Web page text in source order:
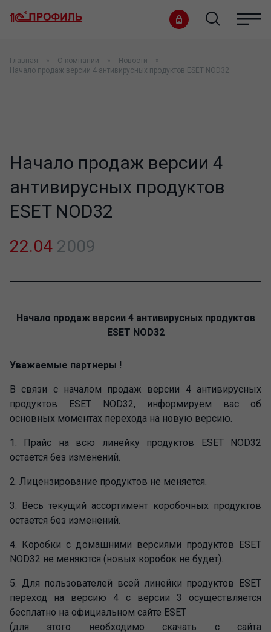
Главная О компании
Новости
Начало продаж версии 4 антивирусных продуктов ESET NOD32
Начало продаж версии 4
антивирусных продуктов
ESET NOD32
22.04 2009
Начало продаж версии 4 антивирусных продуктов
ESET NOD32
Уважаемые партнеры !
В связи с началом продаж версии 4 антивирусных
продуктов ESET NOD32, информируем вас об
основных моментах перехода на новую версию.
1. Прайс на всю линейку продуктов ESET NOD32
остается без изменений.
2. Лицензирование продуктов не меняется.
3. Весь текущий ассортимент коробочных продуктов
остается без изменений.
4. Коробки с домашними версиями продуктов ESET
NOD32 не меняются (новых коробок не будет).
5. Для пользователей всей линейки продуктов ESET
переход на версию 4 с версии 3 осуществляется
бесплатно на официальном сайте ESET
(для этого необходимо скачать с сайта